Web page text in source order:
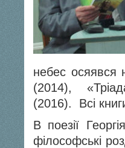
небес осяявся
(2014),
(2016). Всі
В поезії
філософські